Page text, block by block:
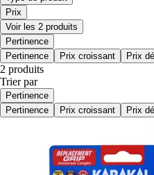
Prix
Voir les 2 produits
Pertinence
Pertinence
Prix croissant Prix
2 produits
Trier par
Pertinence
Pertinence
Prix croissant Prix